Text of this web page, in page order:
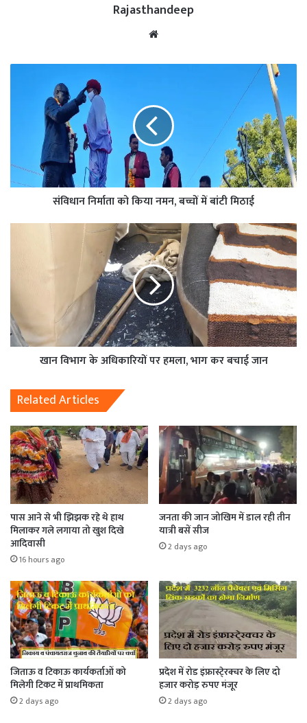
Rajasthandeep
संविधान निर्माता को किया नमन, बच्चों में बांटी मिठाई
खान विभाग के अधिकारियों पर हमला, भाग कर बचाई जान
Related Articles
पास आने से भी झिझक रहे थे हाथ
मिलाकर गले लगाया तो खुश दिखे
आदिवासी
16 hours ago
जनता की जान जोखिम में डाल रही तीन
यात्री बसें सीज
2 days ago
जिताऊ व टिकाऊ कार्यकर्ताओं को
मिलेगी टिकट में प्राथमिकता
2 days ago
प्रदेश में रोड इंफ्रास्टे्रक्चर के लिए दो
हजार करोड़ रुपए मंजूर
2 days ago